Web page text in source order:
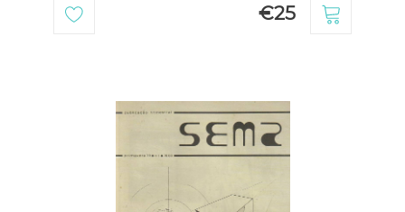
€25